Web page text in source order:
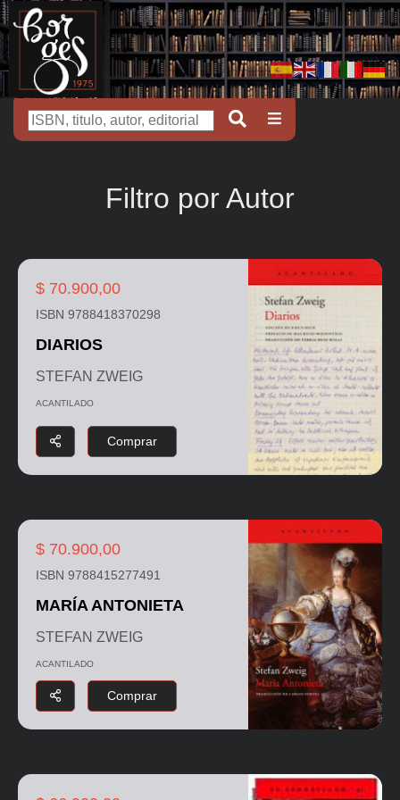
Filtro por Autor
$ 70.900,00
ISBN 9788418370298
DIARIOS
STEFAN ZWEIG
ACANTILADO
Comprar
$ 70.900,00
ISBN 9788415277491
MARÍA ANTONIETA
STEFAN ZWEIG
ACANTILADO
Comprar